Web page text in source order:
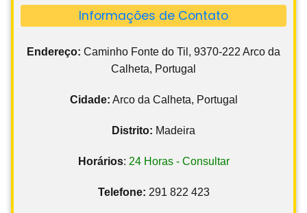
Informações de Contato
Endereço: Caminho Fonte do Til, 9370-222 Arco da
Calheta, Portugal
Cidade: Arco da Calheta, Portugal
Distrito: Madeira
Horários: 24 Horas - Consultar
Telefone: 291 822 423